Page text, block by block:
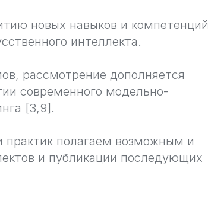
новых навыков и компетенций
интеллекта.
рассмотрение дополняется
современного модельно-
[3,9].
полагаем возможным и
и публикации последующих